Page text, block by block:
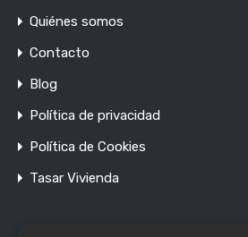
consejos de vivienda
diseño de interiores
hogar perfecto
Quiénes somos
Contacto
Blog
Política de privacidad
Política de Cookies
Tasar Vivienda